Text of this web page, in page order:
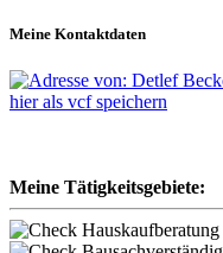
Meine Kontaktdaten
hier als vcf speichern
Meine Tätigkeitsgebiete: